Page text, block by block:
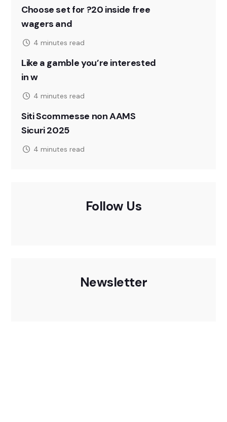
Choose set for ?20 inside free
wagers and
4 minutes read
Like a gamble you’re interested
in w
4 minutes read
Siti Scommesse non AAMS
Sicuri 2025
4 minutes read
Follow Us
Newsletter